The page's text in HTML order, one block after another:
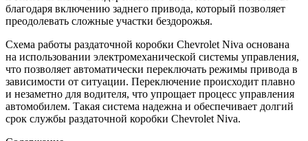
благодаря включению заднего привода, который позволяет
преодолевать сложные участки бездорожья.
Схема работы раздаточной коробки Chevrolet Niva основана
на использовании электромеханической системы управления,
что позволяет автоматически переключать режимы привода в
зависимости от ситуации. Переключение происходит плавно
и незаметно для водителя, что упрощает процесс управления
автомобилем. Такая система надежна и обеспечивает долгий
срок службы раздаточной коробки Chevrolet Niva.